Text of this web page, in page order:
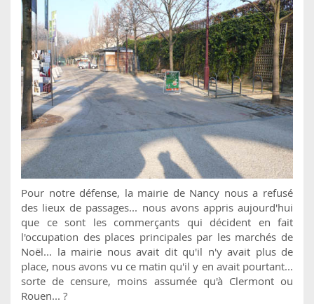
Pour notre défense, la mairie de Nancy nous a refusé
des lieux de passages... nous avons appris aujourd'hui
que ce sont les commerçants qui décident en fait
l'occupation des places principales par les marchés de
Noël... la mairie nous avait dit qu'il n'y avait plus de
place, nous avons vu ce matin qu'il y en avait pourtant...
sorte de censure, moins assumée qu'à Clermont ou
Rouen... ?